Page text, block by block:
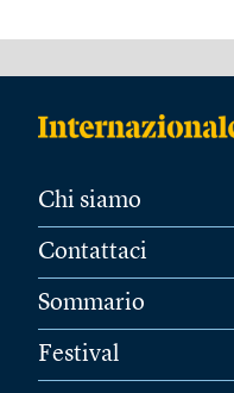
Chi siamo
Contattaci
Sommario
Festival